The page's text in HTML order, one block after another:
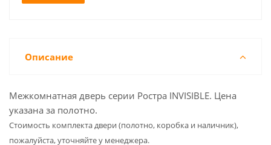
Описание
Межкомнатная дверь серии Ростра INVISIBLE. Цена
указана за полотно.
Cтоимость комплекта двери (полотно, коробка и наличник),
пожалуйста, уточняйте у менеджера.